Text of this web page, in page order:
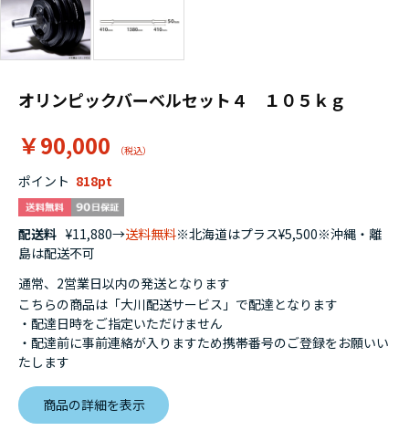
オリンピックバーベルセット４ １０５ｋｇ
￥90,000
ポイント 818
配送料 ¥11,880→送料無料※北海道はプラス¥5,500※沖縄・離
島は配送不可
通常、2営業日以内の発送となります
こちらの商品は「大川配送サービス」で配達となります
・配達日時をご指定いただけません
・配達前に事前連絡が入りますため携帯番号のご登録をお願いい
たします
商品の詳細を表示